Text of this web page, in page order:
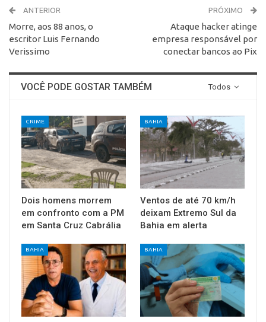
ANTERIOR
Morre, aos 88 anos, o
escritor Luis Fernando
Verissimo
PRÓXIMO
Ataque hacker atinge
empresa responsável por
conectar bancos ao Pix
Todos
VOCÊ PODE GOSTAR TAMBÉM
CRIME
Dois homens morrem
em confronto com a PM
em Santa Cruz Cabrália
BAHIA
Ventos de até 70 km/h
deixam Extremo Sul da
Bahia em alerta
BAHIA BAHIA